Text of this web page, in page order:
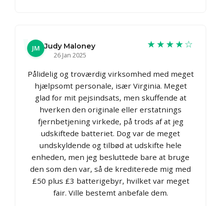
JM Judy Maloney
26 Jan 2025
★★★★☆
Pålidelig og troværdig virksomhed med meget
hjælpsomt personale, især Virginia. Meget
glad for mit pejsindsats, men skuffende at
hverken den originale eller erstatnings
fjernbetjening virkede, på trods af at jeg
udskiftede batteriet. Dog var de meget
undskyldende og tilbød at udskifte hele
enheden, men jeg besluttede bare at bruge
den som den var, så de krediterede mig med
£50 plus £3 batterigebyr, hvilket var meget
fair. Ville bestemt anbefale dem.